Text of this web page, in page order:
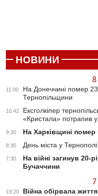
НОВИНИ
11:00
На Донеччині помер
Тернопільщини
10:42
Ексголкіпер
«Кристала» потрапив
9:30 На Харківщині помер
8:30 День міста у
7:30
На війні загинув 20-
Бучаччини
19:20
Війна обірвала